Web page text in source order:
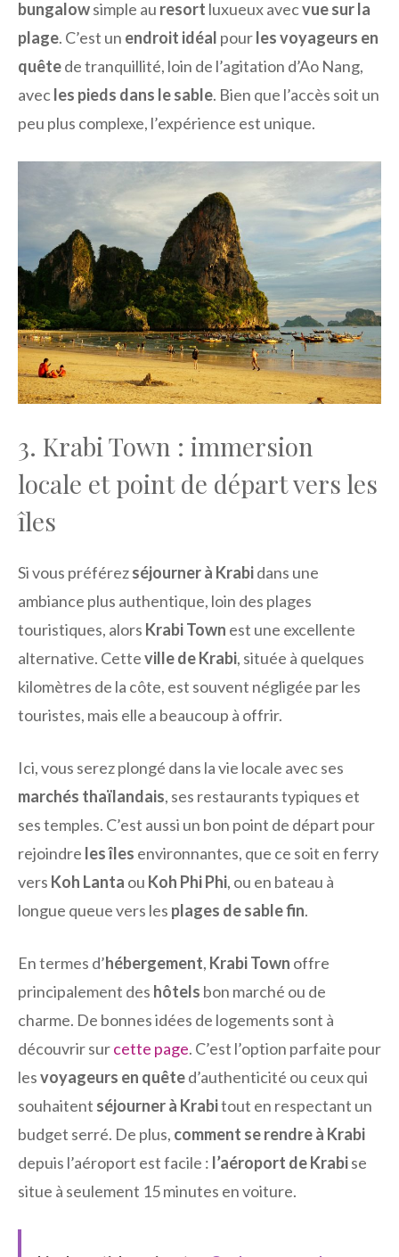
bungalowsimple au resort luxueux avecvue sur la
plage. C’est un endroit idéal pourles voyageurs en
quêtede tranquillité, loin de l’agitation d’Ao Nang,
avecles pieds dans le sable. Bien que l’accès soit un
peu plus complexe, l’expérience est unique.
3. Krabi Town : immersion
locale et point de départ vers les
îles
Si vous préférezséjourner à Krabidans une
ambiance plus authentique, loin des plages
touristiques, alors Krabi Town est une excellente
alternative. Cetteville de Krabi, située à quelques
kilomètres de la côte, est souvent négligée par les
touristes, mais elle a beaucoup à offrir.
Ici, vous serez plongé dans la vie locale avec ses
marchés thaïlandais, ses restaurants typiques et
ses temples. C’est aussi un bon point de départ pour
rejoindre les îles environnantes, que ce soit en ferry
vers Koh Lanta ou Koh Phi Phi, ou en bateau à
longue queue vers les plages de sable fin.
En termes d’hébergement, Krabi Town offre
principalement des hôtels bon marché ou de
charme. De bonnes idées de logements sont à
découvrir surcette page. C’est l’option parfaite pour
lesvoyageurs en quêted’authenticité ou ceux qui
souhaitent séjourner à Krabitout en respectant un
budget serré. De plus, comment se rendre à Krabi
depuis l’aéroport est facile : l’aéroport de Krabise
situe à seulement 15 minutes en voiture.